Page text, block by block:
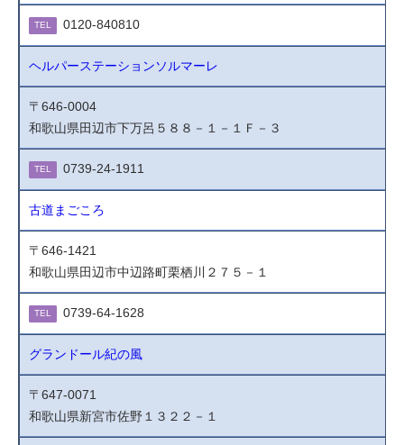
TEL 0120-840810
ヘルパーステーションソルマーレ
〒646-0004
和歌山県田辺市下万呂５８８－１－１Ｆ－３
TEL 0739-24-1911
古道まごころ
〒646-1421
和歌山県田辺市中辺路町栗栖川２７５－１
TEL 0739-64-1628
グランドール紀の風
〒647-0071
和歌山県新宮市佐野１３２２－１